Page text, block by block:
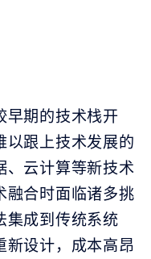
早期的技术栈开
以跟上技术发展的
、云计算等新技术
融合时面临诸多挑
集成到传统系统
新设计，成本高昂